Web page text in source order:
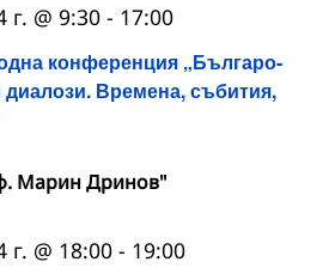
конференция „Българо-
диалози. Времена, събития,
г. @ 9:30 - 17:00
Марин Дринов"
г. @ 18:00 - 19:00